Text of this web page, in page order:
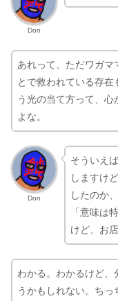
Don
あれって、ただワガマ
とで救われている存
う光の当て方って、
よな。
Don
そういえ
しますけ
したのか
「意味は
けど、お
わかる。わかるけど、
うかもしれない。ちっ